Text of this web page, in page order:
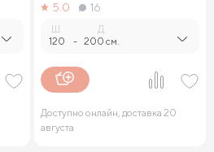
5.0
16
120 -
Д.
200 см.
Доступно онлайн, доставка 20
августа